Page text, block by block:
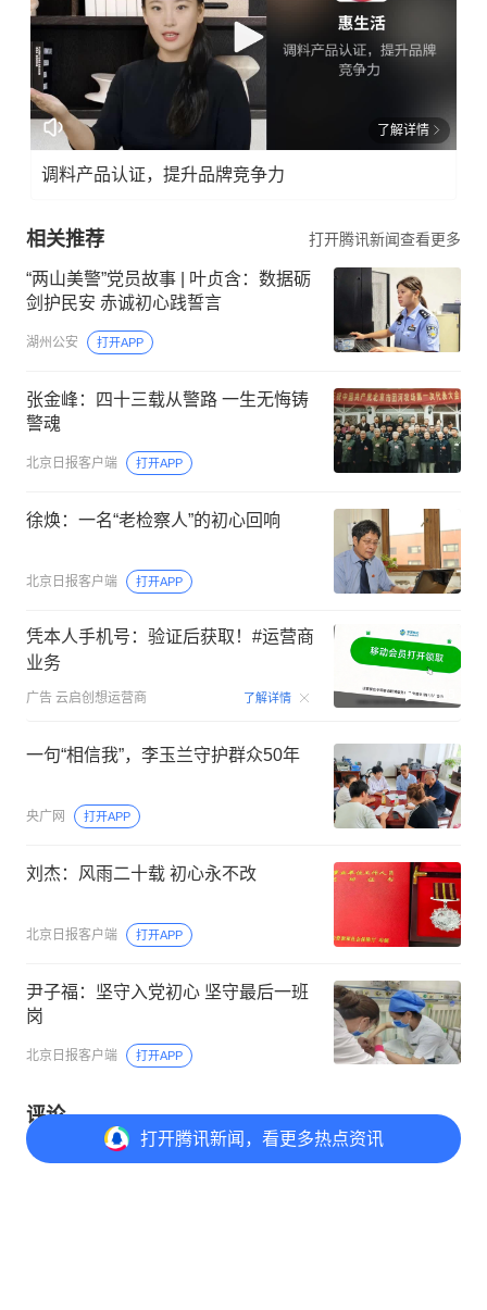
打开腾讯新闻，看更多热点资讯
了解详情
调料产品认证，提升品牌竞争力
相关推荐 打开腾讯新闻查看更多
“两山美警”党员故事 | 叶贞含：数据砺
剑护民安 赤诚初心践誓言
湖州公安 打开APP
张金峰：四十三载从警路 一生无悔铸
警魂
北京日报客户端 打开APP
徐焕：一名“老检察人”的初心回响
北京日报客户端 打开APP
凭本人手机号：验证后获取！#运营商
业务
广告 云启创想运营商 了解详情 00:15
一句“相信我”，李玉兰守护群众50年
央广网 打开APP
刘杰：风雨二十载 初心永不改
北京日报客户端 打开APP
尹子福：坚守入党初心 坚守最后一班
岗
北京日报客户端 打开APP
评论